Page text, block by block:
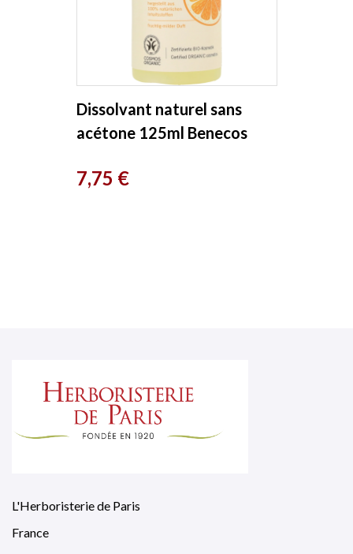
Dissolvant naturel sans
acétone 125ml Benecos
Prix
7,75 €
L'Herboristerie de Paris
France